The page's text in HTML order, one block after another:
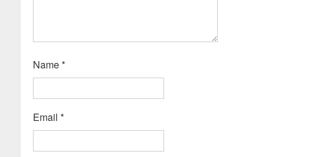
Name*
Email *